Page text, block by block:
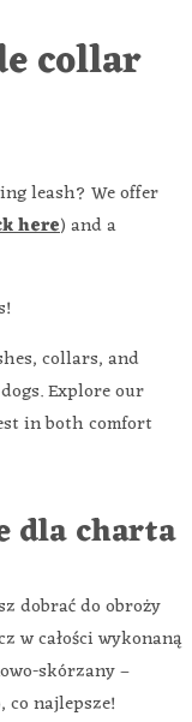
collar
leash? We offer
here) and a
collars, and
Explore our
in both comfort
dla charta
dobrać do obroży
w całości wykonaną
skórzany –
co najlepsze!